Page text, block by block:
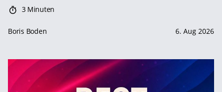
3 Minuten
Boris Boden 6. Aug 2026